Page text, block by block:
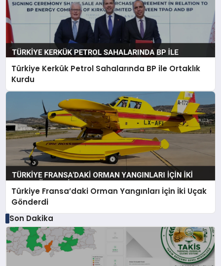
Türkiye Kerkük Petrol Sahalarında BP ile Ortaklık
Kurdu
Türkiye Fransa’daki Orman Yangınları İçin İki Uçak
Gönderdi
Son Dakika